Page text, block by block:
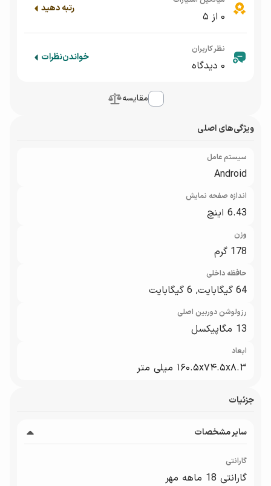
0 از ۵
رتبه دهید
نظر کاربران
0 دیدگاه
خواندننظرات
مقایسه
ویژگی‌های اصلی
سیستم عامل
Android
اندازه صفحه نمایش
6.43 اینچ
وزن
178 گرم
حافظه داخلی
64 گیگابایت, 6 گیگابایت
رزولوشن دوربین اصلی
13 مگاپیکسل
ابعاد
۱۶۰.۵x۷۴.۵x۸.۳ میلی متر
جزئیات
سایر مشخصات
گارانتی
گارانتی 18 ماهه مهر